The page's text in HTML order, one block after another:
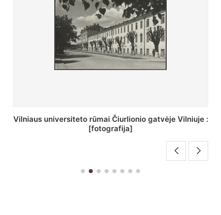
St. Batoro universiteto J. Pilsudskio kolegija :
[fotografija]